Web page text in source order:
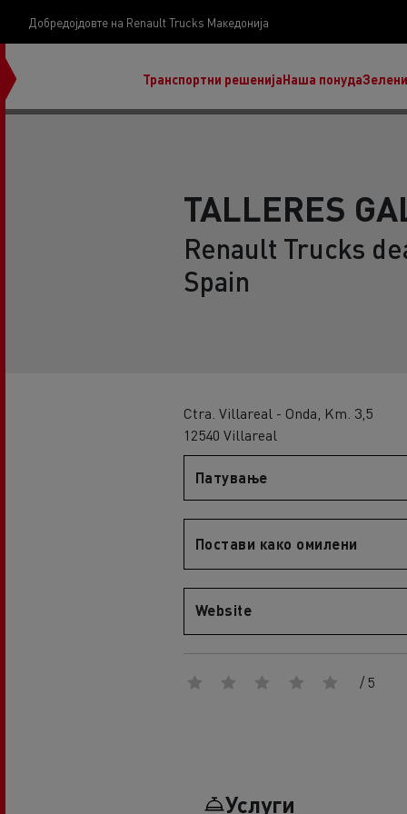
Добредојдовте на Renault Trucks Македонија
Транспортни решенијаНаша понуда
D Wide E-Tech
нашата визија
Koji kamion na alternativnu energiju je pravi za
An engineer's dream
Design: the electric truck revolution
TALLERES
Renault Trucks
Spain
Ctra. Villareal - Onda, Km. 3,5
12540 Villareal
Патување
Постави како омилени
Website
/ 5
Услуги